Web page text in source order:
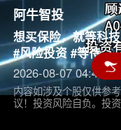
阿牛智投
想买保险，就等科
#风险投资 #等待
2026-08-07 04:45
内容如涉及个股仅供参
议！投资风险自负。投